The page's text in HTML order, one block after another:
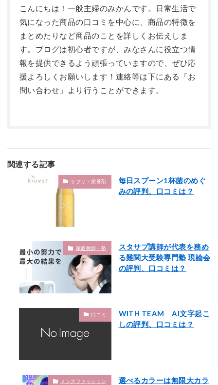
こんにちは！一般主婦のみかんです。日常生活で
気になった商品の口コミを中心に、商品の特徴を
まとめたりなど商品のことを詳しくお伝えしま
す。ブログは初心者ですが、みなさんに役立つ情
報を提供できるよう頑張っていますので、ぜひ応
援よろしくお願いします！連絡等は下にある「お
問い合わせ」より行うことができます。
関連する記事
サプリ・栄養剤
毎日スプーン1杯菌のめぐ
みの評判、口コミは？
家庭教師・塾
スタサプ講師が代表を務め
る難関大受験専門塾 現論会
の評判、口コミは？
口コミ
WITH TEAM AI文字起こ
しの評判、口コミは？
メンズファッション
選べるカラーは無限大カラ